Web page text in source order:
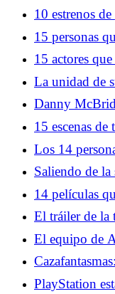
10 estrenos
de la
15 personas
historia del
15 actores
La unidad de
une a Monster
Danny
a partir de un
15 escenas
cada vez que
Los 14
extraños de
Saliendo de
Holmes
14 películas
tecnología
El tráiler de la
Crusader
El equipo de
adaptando
de la historia
franquicia más
PlayStation